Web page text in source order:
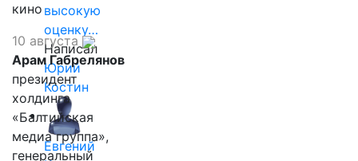
высокую
оценку…
Написал
Юрий
Костин
Евгений
кино
10 августа
Арам Габрелянов
президент
холдинга
«Балтийская
медиа группа»,
генеральный